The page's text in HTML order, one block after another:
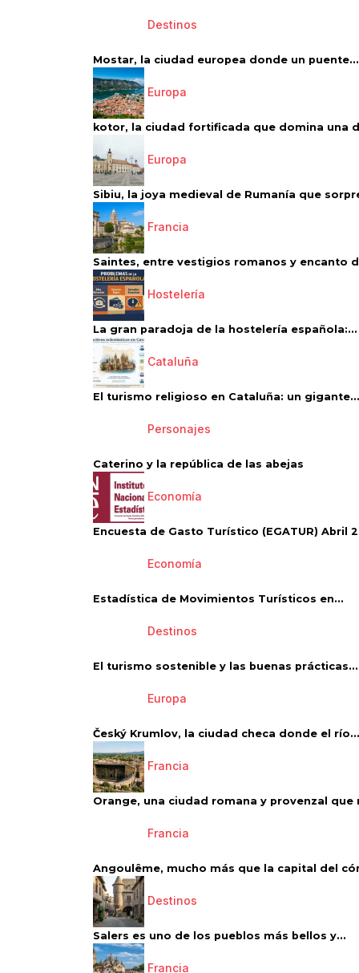
Destinos
Mostar, la ciudad europea donde un puente...
Europa
kotor, la ciudad fortificada que domina una
Europa
Sibiu, la joya medieval de Rumanía que
Francia
Saintes, entre vestigios romanos y encanto
Hostelería
La gran paradoja de la hostelería española:...
Cataluña
El turismo religioso en Cataluña: un gigante...
Personajes
Caterino y la república de las abejas
Economía
Encuesta de Gasto Turístico (EGATUR) Abril
Economía
Estadística de Movimientos Turísticos en...
Destinos
El turismo sostenible y las buenas prácticas...
Europa
Český Krumlov, la ciudad checa donde el río...
Francia
Orange, una ciudad romana y provenzal que
Francia
Angoulême, mucho más que la capital del
Destinos
Salers es uno de los pueblos más bellos y...
Francia